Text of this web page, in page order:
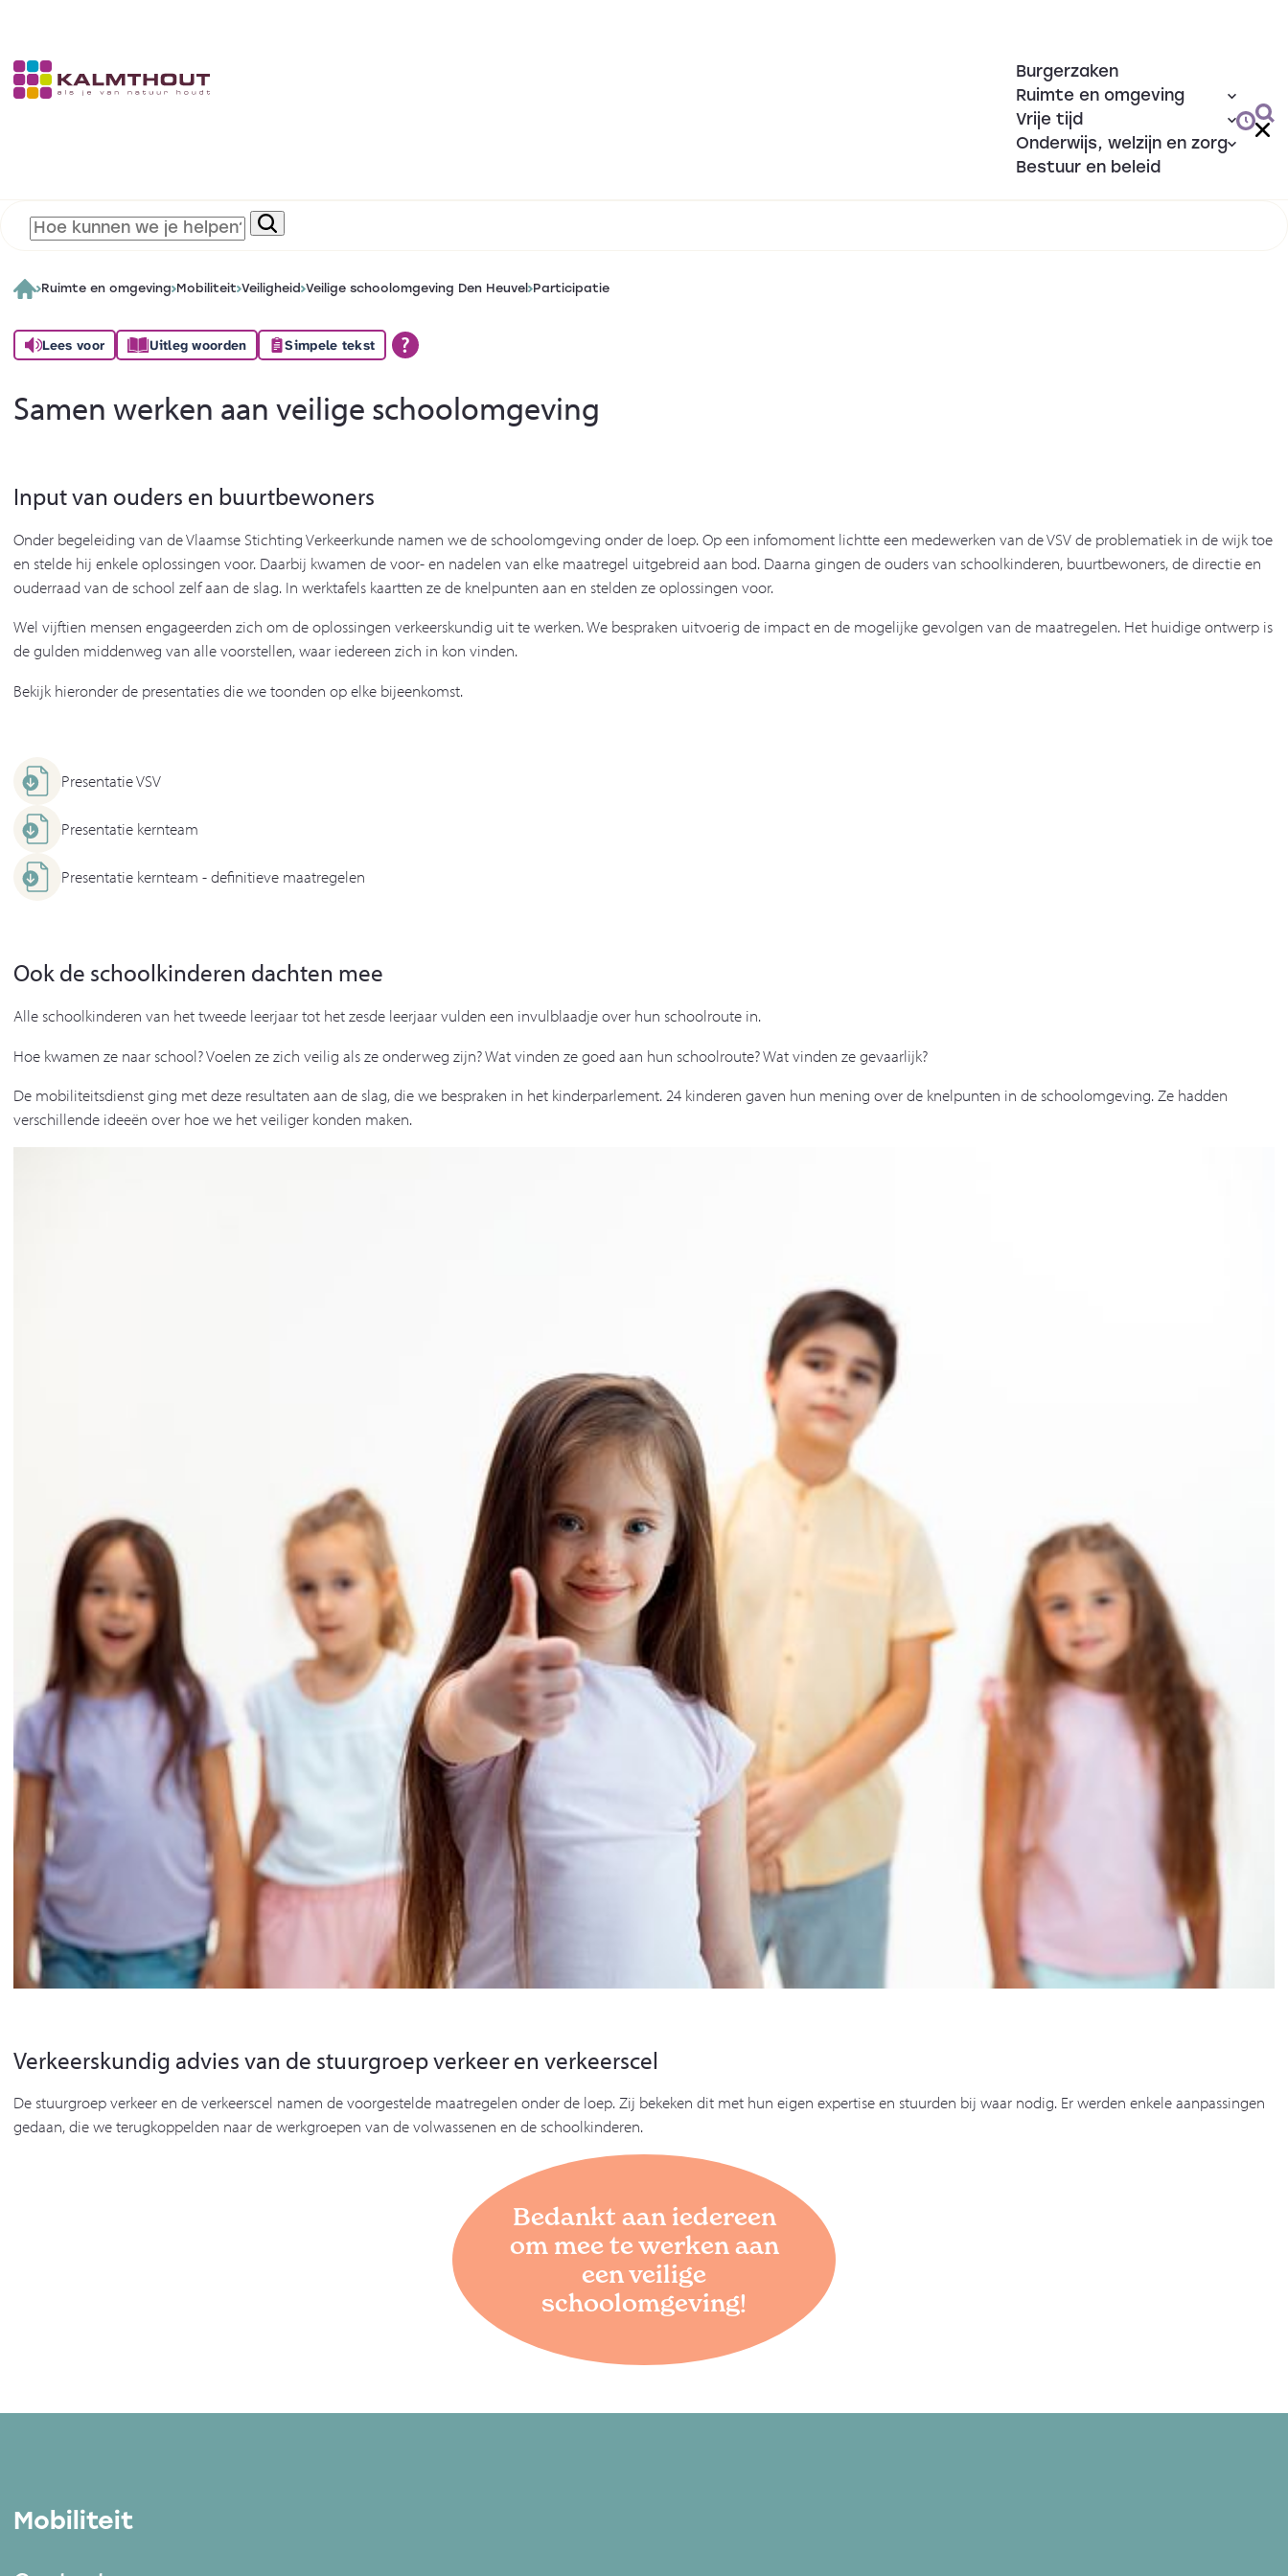
Burgerzaken
Ruimte en omgeving
Vrije tijd
Onderwijs, welzijn en zorg
Bestuur en beleid
Ruimte en omgeving Mobiliteit Veiligheid Veilige schoolomgeving Den Heuvel Participatie
Lees voor Uitleg woorden Simpele tekst
Samen werken aan veilige schoolomgeving
Input van ouders en buurtbewoners
Onder begeleiding van de Vlaamse Stichting Verkeerkunde namen we de schoolomgeving onder de loep. Op een infomoment lichtte een medewerken van de VSV de problematiek in de wijk toe
en stelde hij enkele oplossingen voor. Daarbij kwamen de voor- en nadelen van elke maatregel uitgebreid aan bod. Daarna gingen de ouders van schoolkinderen, buurtbewoners, de directie en
ouderraad van de school zelf aan de slag. In werktafels kaartten ze de knelpunten aan en stelden ze oplossingen voor.
Wel vijftien mensen engageerden zich om de oplossingen verkeerskundig uit te werken. We bespraken uitvoerig de impact en de mogelijke gevolgen van de maatregelen. Het huidige ontwerp is
de gulden middenweg van alle voorstellen, waar iedereen zich in kon vinden.
Bekijk hieronder de presentaties die we toonden op elke bijeenkomst.
Presentatie VSV
Presentatie kernteam
Presentatie kernteam - definitieve maatregelen
Ook de schoolkinderen dachten mee
Alle schoolkinderen van het tweede leerjaar tot het zesde leerjaar vulden een invulblaadje over hun schoolroute in.
Hoe kwamen ze naar school? Voelen ze zich veilig als ze onderweg zijn? Wat vinden ze goed aan hun schoolroute? Wat vinden ze gevaarlijk?
De mobiliteitsdienst ging met deze resultaten aan de slag, die we bespraken in het kinderparlement. 24 kinderen gaven hun mening over de knelpunten in de schoolomgeving. Ze hadden
verschillende ideeën over hoe we het veiliger konden maken.
Verkeerskundig advies van de stuurgroep verkeer en verkeerscel
De stuurgroep verkeer en de verkeerscel namen de voorgestelde maatregelen onder de loep. Zij bekeken dit met hun eigen expertise en stuurden bij waar nodig. Er werden enkele aanpassingen
gedaan, die we terugkoppelden naar de werkgroepen van de volwassenen en de schoolkinderen.
Bedankt aan iedereen
om mee te werken aan
een veilige
schoolomgeving!
Mobiliteit